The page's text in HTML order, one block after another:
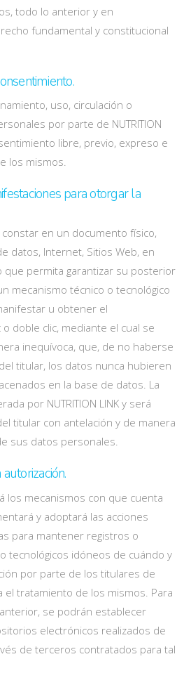
todo lo anterior y en
fundamental y constitucional
uso, circulación o
por parte de NUTRITION
libre, previo, expreso e
los mismos.
para otorgar la
en un documento físico,
datos, Internet, Sitios Web, en
permita garantizar su posterior
mecanismo técnico o tecnológico
u obtener el
doble clic, mediante el cual se
inequívoca, que, de no haberse
titular, los datos nunca hubieren
en la base de datos. La
por NUTRITION LINK y será
titular con antelación y de manera
sus datos personales.
los mecanismos con que cuenta
y adoptará las acciones
para mantener registros o
tecnológicos idóneos de cuándo y
por parte de los titulares de
el tratamiento de los mismos. Para
se podrán establecer
electrónicos realizados de
de terceros contratados para tal